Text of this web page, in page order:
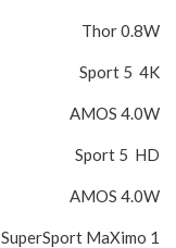
Thor 0.8W
Sport 5 4K
AMOS 4.0W
Sport 5 HD
AMOS 4.0W
SuperSport MaXimo 1